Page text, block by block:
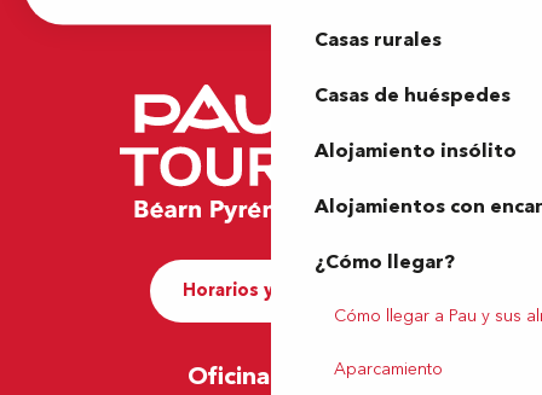
Casas rurales
Casas de huéspedes
Alojamiento insólito
Alojamientos con
¿Cómo llegar?
Cómo llegar a Pau y sus
Aparcamiento
Horarios y contacto
Oficina de Pau